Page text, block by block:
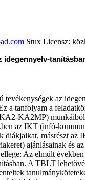
Stux Licensz:
idegennyelv-
az
a tanfolyam a
KA2MP)
az IKT (infó-
diákjaikat, másrészt
ajánlásainak és
Az elmúlt
A TBLT